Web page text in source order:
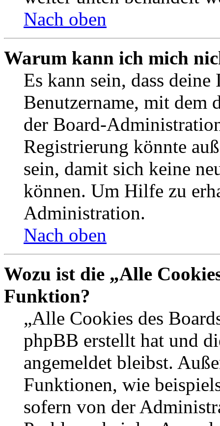
Nach oben
Warum kann ich mich
Es kann sein, dass
Benutzername, mit dem
der Board-
Registrierung könnte
sein, damit sich keine
können. Um Hilfe zu
Administration.
Nach oben
Wozu ist die „Alle
Funktion?
„Alle Cookies des
phpBB erstellt hat und
angemeldet bleibst.
Funktionen, wie
sofern von der